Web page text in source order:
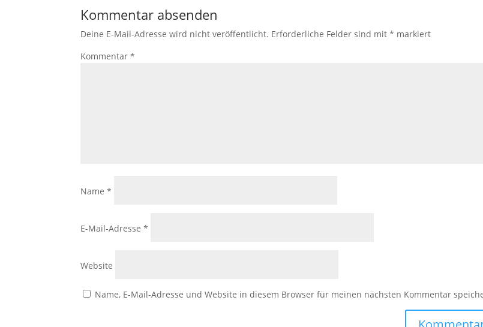
Kommentar absenden
Deine E-Mail-Adresse wird nicht veröffentlicht. Erforderliche Felder sind mit* markiert
Kommentar*
Name*
E-Mail-Adresse*
Website
Name, E-Mail-Adresse und Website in diesem Browser für meinen nächsten Kommentar